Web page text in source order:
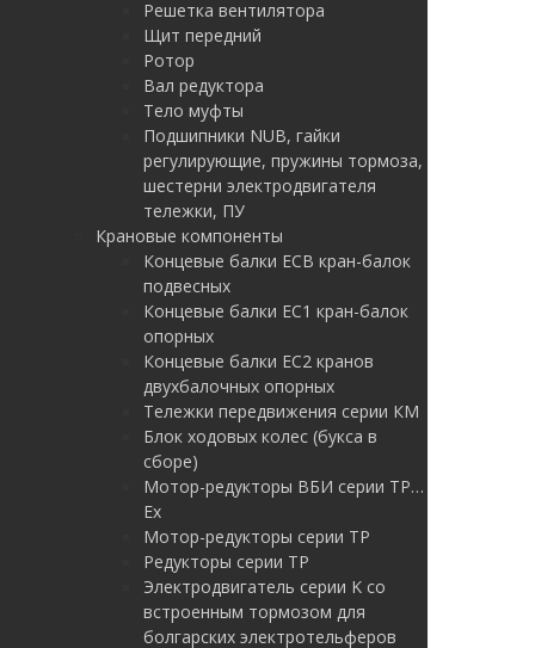
Решетка вентилятора
Щит передний
Ротор
Вал редуктора
Тело муфты
Подшипники NUB, гайки
регулирующие, пружины тормоза,
шестерни электродвигателя
тележки, ПУ
Крановые компоненты
Концевые балки ЕСВ кран-балок
подвесных
Концевые балки ЕС1 кран-балок
опорных
Концевые балки ЕС2 кранов
двухбалочных опорных
Тележки передвижения серии КМ
Блок ходовых колес (букса в
сборе)
Мотор-редукторы ВБИ серии ТР…
Ex
Мотор-редукторы серии ТР
Редукторы серии ТР
Электродвигатель серии K со
встроенным тормозом для
болгарских электротельферов